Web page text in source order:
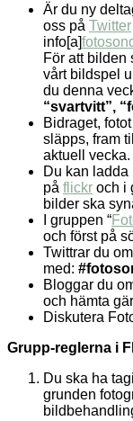
Är du ny
oss på Twitter
info[a]
För att bilden
vårt bildspel
du denna
“svartvitt”,
Bidraget,
släpps, fram
aktuell vecka.
Du kan ladda
på flickr och i
bilder ska
I gruppen “
och först på
Twittrar du
med:
Bloggar du
och hämta
Diskutera
Grupp-reglerna i
Du ska ha
grunden